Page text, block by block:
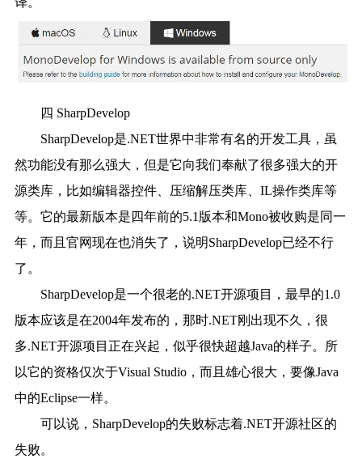
四 SharpDevelop
SharpDevelop是.NET世界中非常有名的开发工具，虽
然功能没有那么强大，但是它向我们奉献了很多强大的开
源类库，比如编辑器控件、压缩解压类库、IL操作类库等
等。它的最新版本是四年前的5.1版本和Mono被收购是同一
年，而且官网现在也消失了，说明SharpDevelop已经不行
了。
SharpDevelop是一个很老的.NET开源项目，最早的1.0
版本应该是在2004年发布的，那时.NET刚出现不久，很
多.NET开源项目正在兴起，似乎很快超越Java的样子。所
以它的资格仅次于Visual Studio，而且雄心很大，要像Java
中的Eclipse一样。
可以说，SharpDevelop的失败标志着.NET开源社区的
失败。